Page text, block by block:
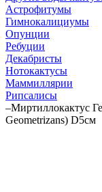
Астрофитумы
Гимнокалициумы
Опунции
Ребуции
Декабристы
Нотокактусы
Маммиллярии
Рипсалисы
–Миртиллокактус
Geometrizans) D5см